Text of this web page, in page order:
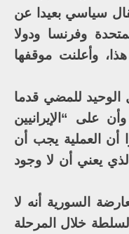
سياسي بعيدا عن
وفرنسا ودولا
وأعلنت موقفها
للمضي قدما
على “الإيرانيين
أن العملية يجب أن
ينص القرار 2254، والذي يعني أن لا وجود
السورية أنه لا
خلال المرحلة